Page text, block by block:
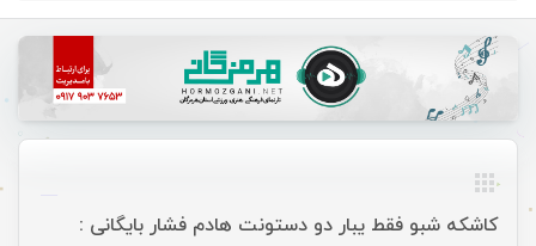
کاشکه شبو فقط یبار دو دستونت هادم فشار بایگانی :